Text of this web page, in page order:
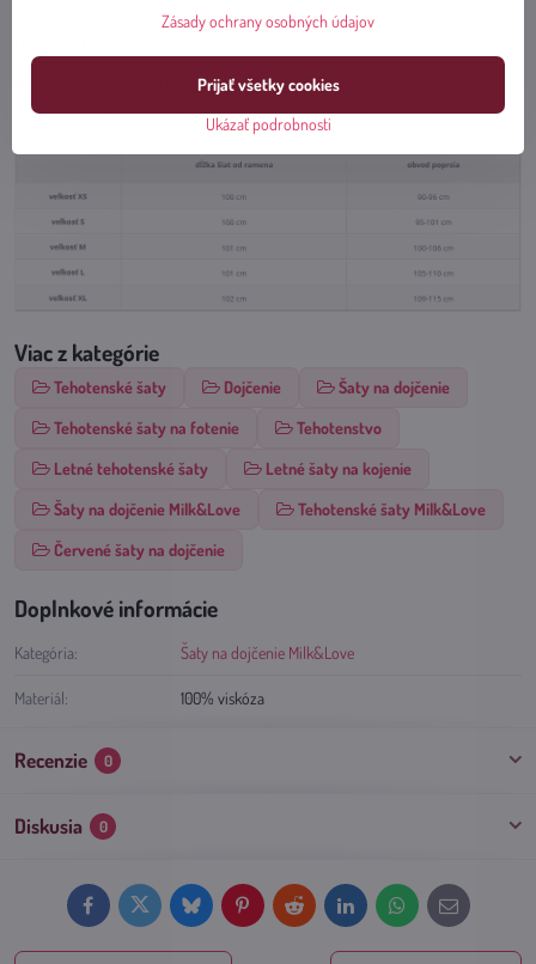
POZOR - viskózová látka sa môže po vypraní zraziť až o 9%, prať pri
teplote do 30 stupňov C, po vysušení žehliť. Nesušiť v sušičke.
Viac z kategórie
Tehotenské šaty Dojčenie
Šaty na dojčenie
Tehotenské šaty na fotenie
Tehotenstvo
Letné tehotenské šaty
Letné šaty na kojenie
Šaty na dojčenie Milk&Love
Tehotenské šaty Milk&Love
Červené šaty na dojčenie
Doplnkové informácie
Kategória: Šaty na dojčenie Milk&Love
Materiál: 100% viskóza
Recenzie 0
Diskusia 0
FacebookTwitter BlueskyPinterestReddit LinkedInWhatsApp
E-
mail
Zásady ochrany osobných údajov
Ukázať podrobnosti
Prijať všetky cookies